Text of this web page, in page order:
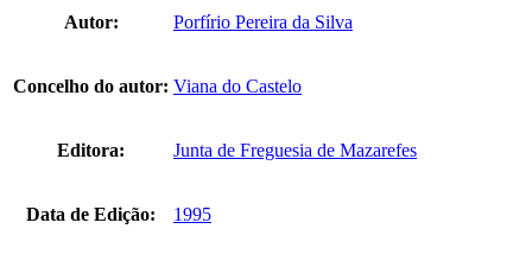
Autor: Porfírio Pereira da Silva
Concelho do autor: Viana do Castelo
Editora: Junta de Freguesia de Mazarefes
Data de Edição: 1995